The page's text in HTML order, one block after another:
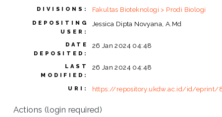
DIVISIONS: Fakultas Bioteknologi > Prodi Biologi
DEPOSITING
USER:
Jessica Dipta Novyana, A.Md
DATE
DEPOSITED:
26 Jan 2024 04:48
LAST
MODIFIED:
26 Jan 2024 04:48
URI: https://repository.ukdw.ac.id/id/eprint/
Actions (login required)